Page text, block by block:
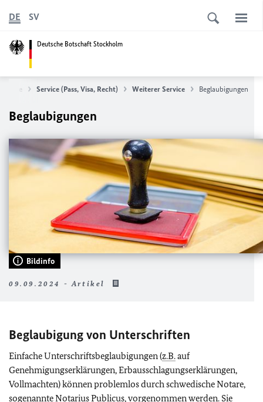
Deutsche Botschaft Stockholm
DE SV
Service (Pass, Visa, Recht) Weiterer Service Beglaubigungen
Beglaubigungen
Bildinfo
09.09.2024 - Artikel
Beglaubigung von Unterschriften
Einfache Unterschriftsbeglaubigungen (z.B.auf
Genehmigungserklärungen, Erbausschlagungserklärungen,
Vollmachten) können problemlos durch schwedische Notare,
sogenannte Notarius Publicus, vorgenommen werden. Sie